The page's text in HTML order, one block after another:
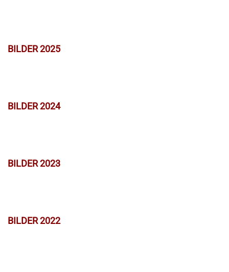
BILDER 2025
BILDER 2024
BILDER 2023
BILDER 2022